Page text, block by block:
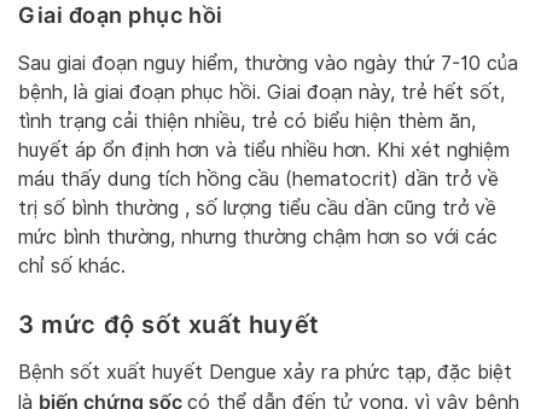
Giai đoạn phục hồi
Sau giai đoạn nguy hiểm, thường vào ngày thứ 7-10 của
bệnh, là giai đoạn phục hồi. Giai đoạn này, trẻ hết sốt,
tình trạng cải thiện nhiều, trẻ có biểu hiện thèm ăn,
huyết áp ổn định hơn và tiểu nhiều hơn. Khi xét nghiệm
máu thấy dung tích hồng cầu (hematocrit) dần trở về
trị số bình thường , số lượng tiểu cầu dần cũng trở về
mức bình thường, nhưng thường chậm hơn so với các
chỉ số khác.
3 mức độ sốt xuất huyết
Bệnh sốt xuất huyết Dengue xảy ra phức tạp, đặc biệt
là biến chứng sốc có thể dẫn đến tử vong, vì vậy bệnh